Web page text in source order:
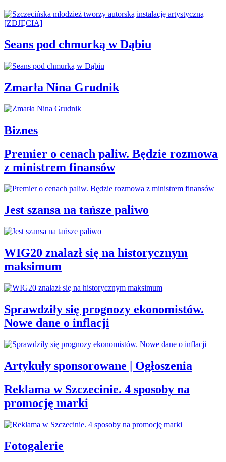
Seans pod chmurką w Dąbiu
Zmarła Nina Grudnik
Biznes
Premier o cenach paliw. Będzie rozmowa
z ministrem finansów
Jest szansa na tańsze paliwo
WIG20 znalazł się na historycznym
maksimum
Sprawdziły się prognozy ekonomistów.
Nowe dane o inflacji
Artykuły sponsorowane | Ogłoszenia
Reklama w Szczecinie. 4 sposoby na
promocję marki
Fotogalerie